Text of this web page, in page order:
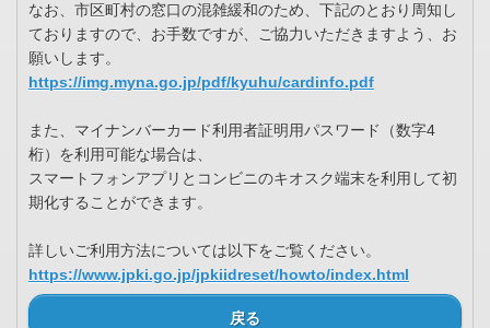
なお、市区町村の窓口の混雑緩和のため、下記のとおり周知し
ておりますので、お手数ですが、ご協力いただきますよう、お
願いします。
https://img.myna.go.jp/pdf/kyuhu/cardinfo.pdf
また、マイナンバーカード利用者証明用パスワード（数字4
桁）を利用可能な場合は、
スマートフォンアプリとコンビニのキオスク端末を利用して初
期化することができます。
詳しいご利用方法については以下をご覧ください。
https://www.jpki.go.jp/jpkiidreset/howto/index.html
戻る